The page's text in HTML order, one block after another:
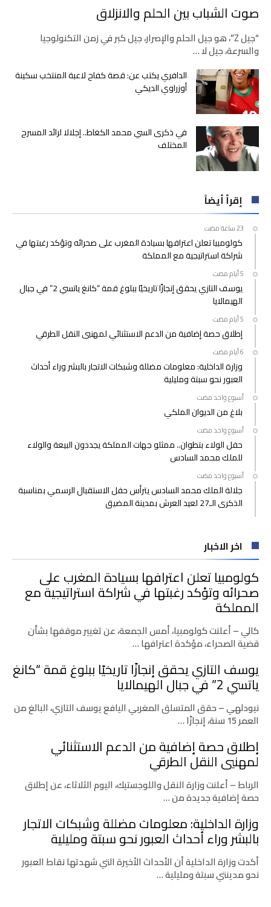
صوت الشباب بين الحلم والانزلاق
“جيل Z”، هو جيل الحلم والإصرار، جيل كبر في زمن التكنولوجيا
والسرعة، جيل لا …
الدافري يكتب عن: قصة كفاح لاعبة المنتخب سكينة
أوزراوي الديكي
في ذكرى السي محمد الكغاط.. إجلالا لرائد المسرح
المختلف
إقرأ أيضاً
كولومبيا تعلن اعترافها بسيادة المغرب على صحرائه وتؤكد رغبتها في
شراكة استراتيجية مع المملكة
يوسف التازي يحقق إنجازًا تاريخيًا ببلوغ قمة “كانغ ياتسي 2” في جبال
الهيمالايا
إطلاق حصة إضافية من الدعم الاستثنائي لمهنيي النقل الطرقي
وزارة الداخلية: معلومات مضللة وشبكات الاتجار بالبشر وراء أحداث
العبور نحو سبتة ومليلية
‫‫‫‏‫أسبوع واحد مضت‬
بلاغ من الديوان الملكي
‫‫‫‏‫أسبوع واحد مضت‬
حفل الولاء بتطوان.. ممثلو جهات المملكة يجددون البيعة والولاء
للملك محمد السادس
‫‫‫‏‫أسبوع واحد مضت‬
جلالة الملك محمد السادس يترأس حفل الاستقبال الرسمي بمناسبة
الذكرى الـ27 لعيد العرش بمدينة المضيق
اخر الاخبار
كولومبيا تعلن اعترافها بسيادة المغرب على
صحرائه وتؤكد رغبتها في شراكة استراتيجية مع
المملكة
كالي – أعلنت كولومبيا، أمس الجمعة، عن تغيير موقفها بشأن
قضية الصحراء، مؤكدة اعترافها …
يوسف التازي يحقق إنجازًا تاريخيًا ببلوغ قمة “كانغ
ياتسي 2” في جبال الهيمالايا
نيودلهي – حقق المتسلق المغربي اليافع يوسف التازي، البالغ من
العمر 15 سنة، إنجازًا …
إطلاق حصة إضافية من الدعم الاستثنائي
لمهنيي النقل الطرقي
الرباط – أعلنت وزارة النقل واللوجستيك، اليوم الثلاثاء، عن إطلاق
حصة إضافية جديدة من …
وزارة الداخلية: معلومات مضللة وشبكات الاتجار
بالبشر وراء أحداث العبور نحو سبتة ومليلية
أكدت وزارة الداخلية أن الأحداث الأخيرة التي شهدتها نقاط العبور
نحو مدينتي سبتة ومليلية …